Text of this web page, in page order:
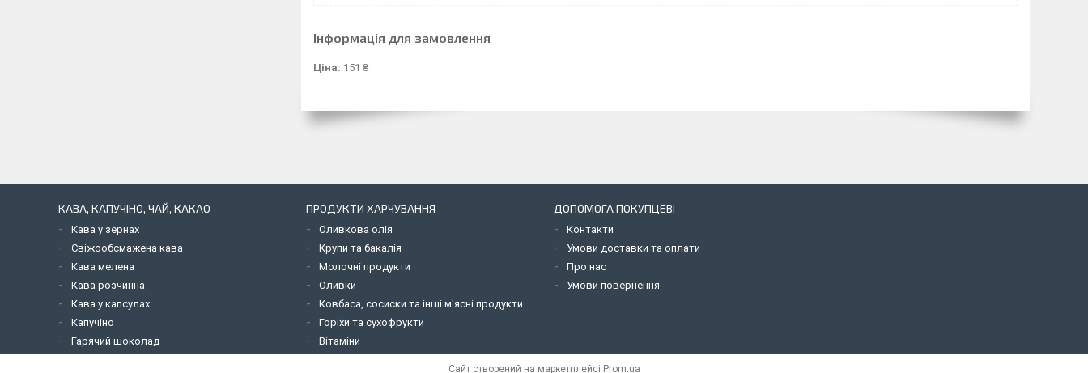
Інформація для замовлення
Ціна: 151 ₴
КАВА, КАПУЧІНО, ЧАЙ, КАКАО
Кава у зернах
Свіжообсмажена кава
Кава мелена
Кава розчинна
Кава у капсулах
Капучіно
Гарячий шоколад
ПРОДУКТИ ХАРЧУВАННЯ
Оливкова олія
Крупи та бакалія
Молочні продукти
Оливки
Ковбаса, сосиски та інші м'ясні продукти
Горіхи та сухофрукти
Вітаміни
ДОПОМОГА ПОКУПЦЕВІ
Контакти
Умови доставки та оплати
Про нас
Умови повернення
Сайт створений на маркетплейсі Prom.ua